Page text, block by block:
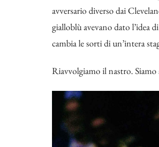
avversario diverso dai
gialloblù avevano dato l’idea
cambia le sorti di un’intera
Riavvolgiamo il nastro.